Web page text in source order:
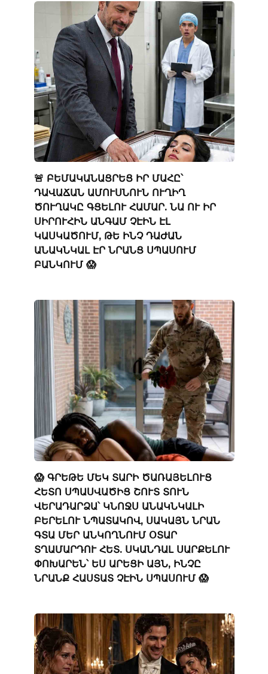
🚨 ԲԵՄԱԿԱՆԱՑՐԵՑ ԻՐ ՄԱՀԸ՝
ԴԱՎԱՃԱՆ ԱՄՈՒՍՆՈՒՆ ՈՒՂԻՂ
ԾՈՒՂԱԿԸ ԳՑԵԼՈՒ ՀԱՄԱՐ. ՆԱ ՈՒ ԻՐ
ՍԻՐՈՒՀԻՆ ԱՆԳԱՄ ՉԷԻՆ ԷԼ
ԿԱՍԿԱԾՈՒՄ, ԹԵ ԻՆՉ ԴԱԺԱՆ
ԱՆԱԿՆԿԱԼ ԷՐ ՆՐԱՆՑ ՍՊԱՍՈՒՄ
ԲԱՆԿՈՒՄ 😱
😱 ԳՐԵԹԵ ՄԵԿ ՏԱՐԻ ԾԱՌԱՅԵԼՈՒՑ
ՀԵՏՈ ՍՊԱՍՎԱԾԻՑ ՇՈՒՏ ՏՈՒՆ
ՎԵՐԱԴԱՐՁԱ՝ ԿՆՈՋՍ ԱՆԱԿՆԿԱԼԻ
ԲԵՐԵԼՈՒ ՆՊԱՏԱԿՈՎ, ՍԱԿԱՅՆ ՆՐԱՆ
ԳՏԱ ՄԵՐ ԱՆԿՈՂՆՈՒՄ ՕՏԱՐ
ՏՂԱՄԱՐԴՈՒ ՀԵՏ. ՍԿԱՆԴԱԼ ՍԱՐՔԵԼՈՒ
ՓՈԽԱՐԵՆ՝ ԵՍ ԱՐԵՑԻ ԱՅՆ, ԻՆՉԸ
ՆՐԱՆՔ ՀԱՍՏԱՏ ՉԷԻՆ ՍՊԱՍՈՒՄ 😱